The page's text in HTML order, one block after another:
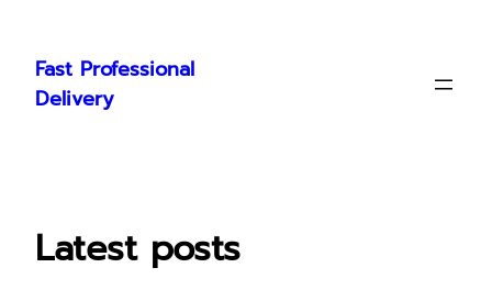
content
Fast Professional
Delivery
Latest posts